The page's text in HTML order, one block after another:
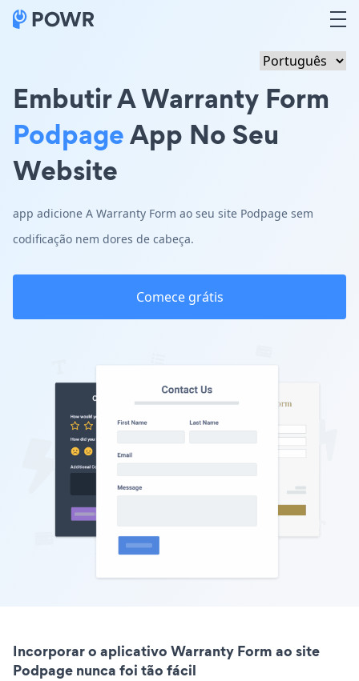
Embutir A Warranty Form
PodpageApp No Seu
Website
app adicione A Warranty Form ao seu site Podpage sem
codificação nem dores de cabeça.
Comece grátis
Incorporar o aplicativo Warranty Form ao site
Podpage nunca foi tão fácil